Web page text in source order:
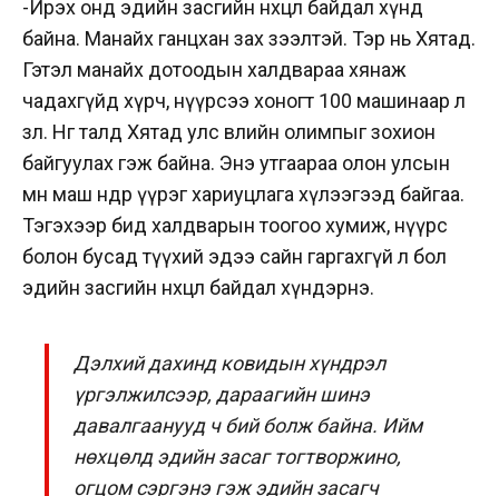
-Ирэх онд эдийн засгийн нөхцөл байдал хүнд
байна. Манайх ганцхан зах зээлтэй. Тэр нь Хятад.
Гэтэл манайх дотоодын халдвараа хянаж
чадахгүйд хүрч, нүүрсээ хоногт 100 машинаар л
зөөлөө. Нөгөө талд Хятад улс өвлийн олимпыг зохион
байгуулах гэж байна. Энэ утгаараа олон улсын
өмнө маш өндөр үүрэг хариуцлага хүлээгээд байгаа.
Тэгэхээр бид халдварын тоогоо хумиж, нүүрс
болон бусад түүхий эдээ сайн гаргахгүй л бол
эдийн засгийн нөхцөл байдал хүндэрнэ.
Дэлхий дахинд ковидын хүндрэл
үргэлжилсээр, дараагийн шинэ
давалгаанууд ч бий болж байна. Ийм
нөхцөлд эдийн засаг тогтворжино,
огцом сэргэнэ гэж эдийн засагч